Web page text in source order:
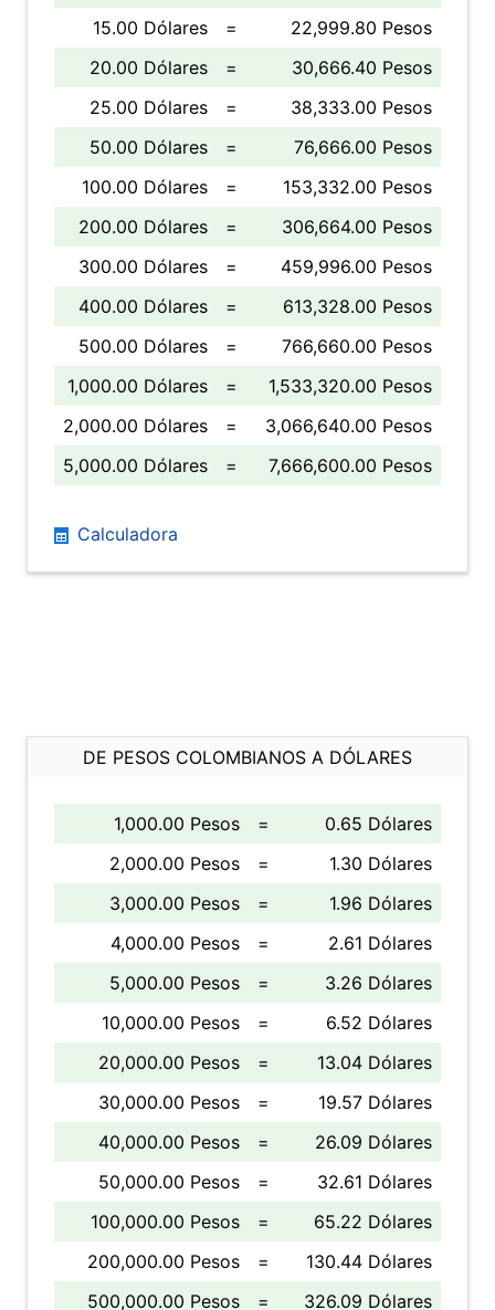
15.00 Dólares
=
22,999.80 Pesos
20.00 Dólares
=
30,666.40 Pesos
25.00 Dólares
=
38,333.00 Pesos
50.00 Dólares
=
76,666.00 Pesos
100.00 Dólares
=
153,332.00 Pesos
200.00 Dólares
=
306,664.00 Pesos
300.00 Dólares
=
459,996.00 Pesos
400.00 Dólares
=
613,328.00 Pesos
500.00 Dólares
=
766,660.00 Pesos
1,000.00 Dólares
=
1,533,320.00 Pesos
2,000.00 Dólares
=
3,066,640.00 Pesos
5,000.00 Dólares
= 7,666,600.00 Pesos
Calculadora
DE PESOS COLOMBIANOS A DÓLARES
1,000.00 Pesos =
0.65 Dólares
2,000.00 Pesos
=
1.30 Dólares
3,000.00 Pesos
=
1.96 Dólares
4,000.00 Pesos
=
2.61 Dólares
5,000.00 Pesos
=
3.26 Dólares
10,000.00 Pesos
=
6.52 Dólares
20,000.00 Pesos
=
13.04 Dólares
30,000.00 Pesos
=
19.57 Dólares
40,000.00 Pesos
=
26.09 Dólares
50,000.00 Pesos
=
32.61 Dólares
100,000.00 Pesos
=
65.22 Dólares
200,000.00 Pesos
=
130.44 Dólares
500,000.00 Pesos
= 326.09 Dólares